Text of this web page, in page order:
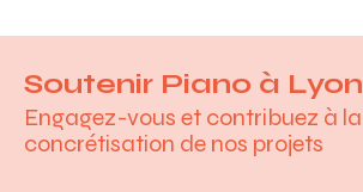
Soutenir Piano à Lyon
Engagez-vous et contribuez à la
concrétisation de nos projets